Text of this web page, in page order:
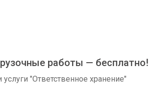
работы — бесплатно!
"Ответственное хранение"